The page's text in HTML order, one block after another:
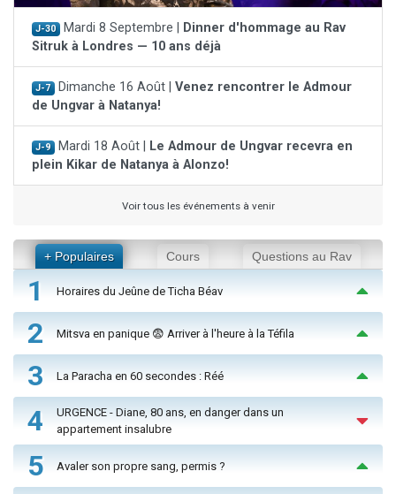
J-30 Mardi 8 Septembre |
Dinner d'hommage au Rav
Sitruk à Londres — 10 ans déjà
J-7 Dimanche 16 Août | Venez rencontrer le Admour
de Ungvar à Natanya!
J-9 Mardi 18 Août |
Le Admour de Ungvar recevra en
plein Kikar de Natanya à Alonzo!
Voir tous les événements à venir
+ Populaires Cours Questions au Rav
1 Horaires du Jeûne de Ticha Béav
2 Mitsva en panique 😨 Arriver à l'heure à la Téfila
3 La Paracha en 60 secondes : Réé
4
URGENCE - Diane, 80 ans, en danger dans un
appartement insalubre
5 Avaler son propre sang, permis ?